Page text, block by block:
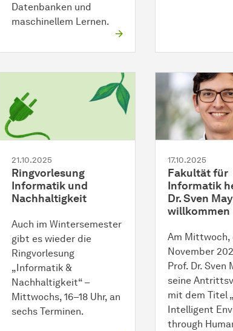
Datenbanken und
maschinellem Lernen.
21.10.2025
Ringvorlesung
Informatik und
Nachhaltigkeit
Auch im Wintersemester
gibt es wieder die
Ringvorlesung
„Informatik &
Nachhaltigkeit“ –
Mittwochs, 16–18 Uhr, an
sechs Terminen.
17.10.2025
Fakultät für
Informatik
Dr. Sven
willkommen
Am Mittwoch,
November
Prof. Dr. Sven
seine
mit dem Titel
Intelligent
through